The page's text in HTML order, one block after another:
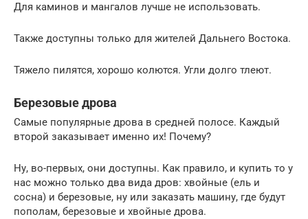
Для каминов и мангалов лучше не использовать.
Также доступны только для жителей Дальнего Востока.
Тяжело пилятся, хорошо колются. Угли долго тлеют.
Березовые дрова
Самые популярные дрова в средней полосе. Каждый
второй заказывает именно их! Почему?
Ну, во-первых, они доступны. Как правило, и купить то у
нас можно только два вида дров: хвойные (ель и
сосна) и березовые, ну или заказать машину, где будут
пополам, березовые и хвойные дрова.